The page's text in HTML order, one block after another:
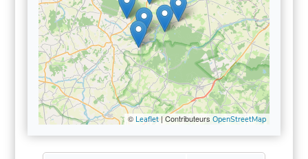
© Leaflet| Contributeurs OpenStreetMap